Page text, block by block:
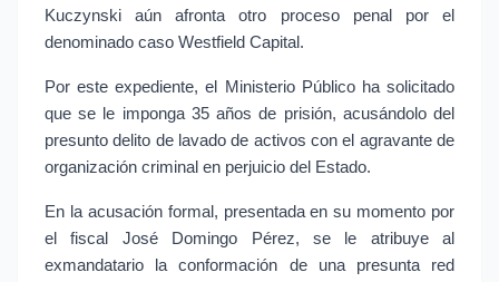
Kuczynski aún afronta otro proceso penal por el
denominado caso Westfield Capital.
Por este expediente, el Ministerio Público ha solicitado
que se le imponga 35 años de prisión, acusándolo del
presunto delito de lavado de activos con el agravante de
organización criminal en perjuicio del Estado.
En la acusación formal, presentada en su momento por
el fiscal José Domingo Pérez, se le atribuye al
exmandatario la conformación de una presunta red